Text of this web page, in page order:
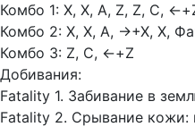
Комбо 1: Х, Х, А, Z, Z, С, ←
Комбо 2: Х, Х, А, →+Х, Х,
Комбо 3: Z, С, ←+Z
Добивания:
Fatality 1. Забивание в
Fatality 2. Срывание кожи: